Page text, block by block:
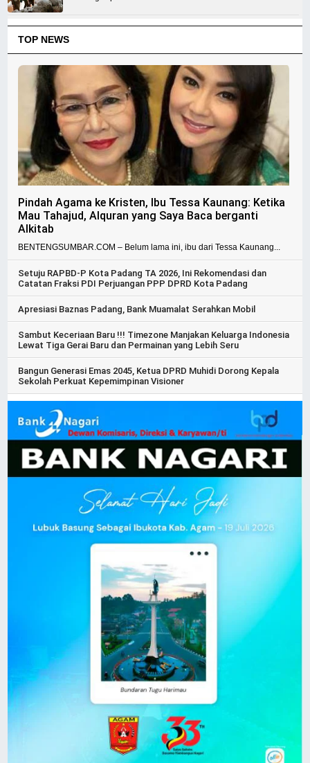
TOP NEWS
Pindah Agama ke Kristen, Ibu Tessa Kaunang: Ketika
Mau Tahajud, Alquran yang Saya Baca berganti
Alkitab
BENTENGSUMBAR.COM – Belum lama ini, ibu dari Tessa Kaunang...
Setuju RAPBD-P Kota Padang TA 2026, Ini Rekomendasi dan
Catatan Fraksi PDI Perjuangan PPP DPRD Kota Padang
Apresiasi Baznas Padang, Bank Muamalat Serahkan Mobil
Sambut Keceriaan Baru !!! Timezone Manjakan Keluarga Indonesia
Lewat Tiga Gerai Baru dan Permainan yang Lebih Seru
Bangun Generasi Emas 2045, Ketua DPRD Muhidi Dorong Kepala
Sekolah Perkuat Kepemimpinan Visioner